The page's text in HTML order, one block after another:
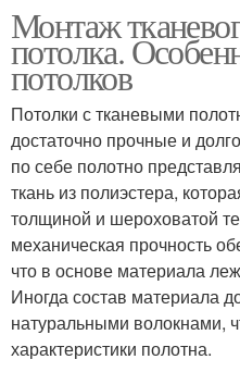
Монтаж
потолка.
потолков
Потолки с тканевыми
достаточно прочные и
по себе полотно
ткань из полиэстера,
толщиной и шероховатой
механическая прочность
что в основе материала
Иногда состав материала
натуральными волокнами,
характеристики полотна.